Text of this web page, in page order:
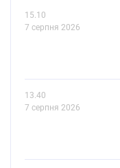
15.10
7 серпня 2026
13.40
7 серпня 2026